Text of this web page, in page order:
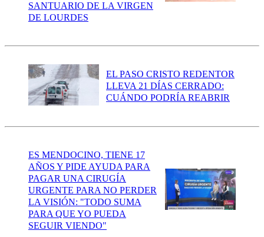
SANTUARIO DE LA VIRGEN
DE LOURDES
EL PASO CRISTO REDENTOR
LLEVA 21 DÍAS CERRADO:
CUÁNDO PODRÍA REABRIR
ES MENDOCINO, TIENE 17
AÑOS Y PIDE AYUDA PARA
PAGAR UNA CIRUGÍA
URGENTE PARA NO PERDER
LA VISIÓN: "TODO SUMA
PARA QUE YO PUEDA
SEGUIR VIENDO"